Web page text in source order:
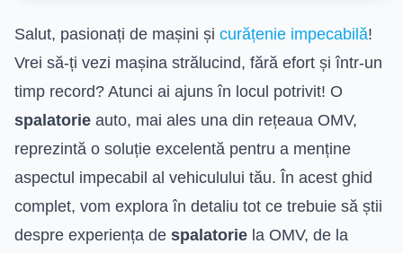
Salut, pasionați de mașini și curățenie impecabilă!
Vrei să-ți vezi mașina strălucind, fără efort și într-un
timp record? Atunci ai ajuns în locul potrivit! O
spalatorie auto, mai ales una din rețeaua OMV,
reprezintă o soluție excelentă pentru a menține
aspectul impecabil al vehiculului tău. În acest ghid
complet, vom explora în detaliu tot ce trebuie să știi
despre experiența de spalatorie la OMV, de la